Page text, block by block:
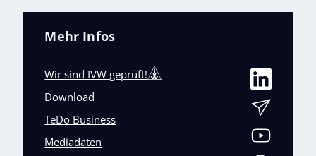
Mehr Infos
Wir sind IVW geprüft!
Download
TeDo Business
Mediadaten